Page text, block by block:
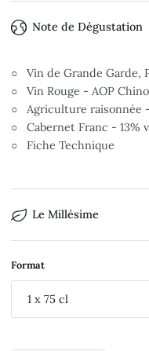
Note de Dégustation
○ Vin de Grande Garde,
○ Vin Rouge - AOP
○ Agriculture raisonnée
○ Cabernet Franc - 13%
○ Fiche Technique
Le Millésime
Format
1 x 75 cl